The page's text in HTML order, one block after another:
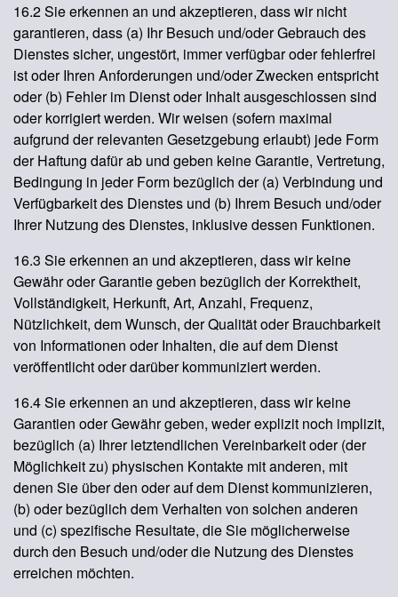
16.2 Sie erkennen an und akzeptieren, dass wir nicht
garantieren, dass (a) Ihr Besuch und/oder Gebrauch des
Dienstes sicher, ungestört, immer verfügbar oder fehlerfrei
ist oder Ihren Anforderungen und/oder Zwecken entspricht
oder (b) Fehler im Dienst oder Inhalt ausgeschlossen sind
oder korrigiert werden. Wir weisen (sofern maximal
aufgrund der relevanten Gesetzgebung erlaubt) jede Form
der Haftung dafür ab und geben keine Garantie, Vertretung,
Bedingung in jeder Form bezüglich der (a) Verbindung und
Verfügbarkeit des Dienstes und (b) Ihrem Besuch und/oder
Ihrer Nutzung des Dienstes, inklusive dessen Funktionen.
16.3 Sie erkennen an und akzeptieren, dass wir keine
Gewähr oder Garantie geben bezüglich der Korrektheit,
Vollständigkeit, Herkunft, Art, Anzahl, Frequenz,
Nützlichkeit, dem Wunsch, der Qualität oder Brauchbarkeit
von Informationen oder Inhalten, die auf dem Dienst
veröffentlicht oder darüber kommuniziert werden.
16.4 Sie erkennen an und akzeptieren, dass wir keine
Garantien oder Gewähr geben, weder explizit noch implizit,
bezüglich (a) Ihrer letztendlichen Vereinbarkeit oder (der
Möglichkeit zu) physischen Kontakte mit anderen, mit
denen Sie über den oder auf dem Dienst kommunizieren,
(b) oder bezüglich dem Verhalten von solchen anderen
und (c) spezifische Resultate, die Sie möglicherweise
durch den Besuch und/oder die Nutzung des Dienstes
erreichen möchten.